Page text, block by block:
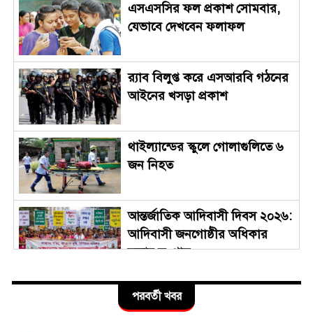
এসএসসির ফল প্রকাশ সোমবার,
যেভাবে দেখবেন ফলাফল
র‍্যাব বিলুপ্ত করে এসআরবি গঠনের
আইনের খসড়া প্রকাশ
থাইল্যান্ডের স্কুলে গোলাগুলিতে ৬
জন নিহত
আন্তর্জাতিক আদিবাসী দিবস ২০২৬:
আদিবাসী জনগোষ্ঠীর অধিকার
রক্ষার সংগ্রাম
ফতুল্লায় ১০পাতা হেরোইনসহ
মোহন গ্রেপ্তার
পরবর্তী খবর